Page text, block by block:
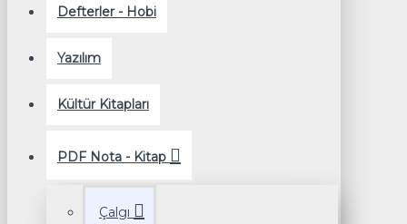
Defterler - Hobi
Yazılım
Kültür Kitapları
PDF Nota - Kitap
Çalgı